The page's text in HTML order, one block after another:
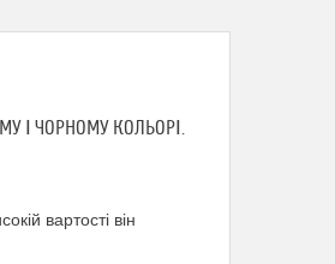
І ЧОРНОМУ КОЛЬОРІ.
вартості він